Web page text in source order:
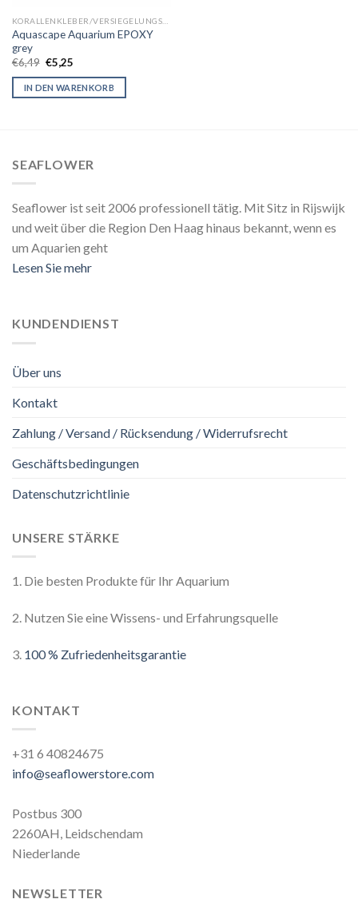
Aquascape Aquarium EPOXY
grey
€6,49 Original
price
was:
€6,49.
€5,25Current
is:
€5,25.
IN DEN WARENKORB
SEAFLOWER
Seaflower ist seit 2006 professionell tätig. Mit Sitz in Rijswijk
und weit über die Region Den Haag hinaus bekannt, wenn es
um Aquarien geht
Lesen Sie mehr
KUNDENDIENST
Über uns
Kontakt
Zahlung / Versand / Rücksendung / Widerrufsrecht
Geschäftsbedingungen
Datenschutzrichtlinie
UNSERE STÄRKE
1. Die besten Produkte für Ihr Aquarium
2. Nutzen Sie eine Wissens- und Erfahrungsquelle
3. 100 % Zufriedenheitsgarantie
KONTAKT
+31 6 40824675
info@seaflowerstore.com
Postbus 300
2260AH, Leidschendam
Niederlande
NEWSLETTER